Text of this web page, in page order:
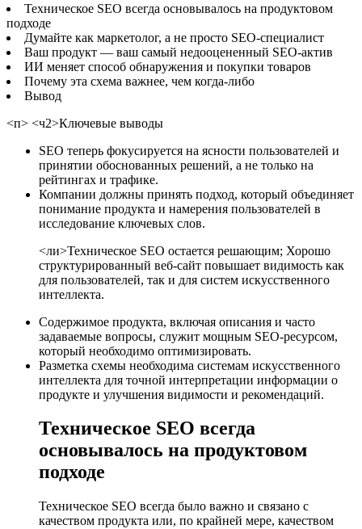
Техническое SEO всегда основывалось на продуктовом
подходе
Думайте как маркетолог, а не просто SEO-специалист
Ваш продукт — ваш самый недооцененный SEO-актив
ИИ меняет способ обнаружения и покупки товаров
Почему эта схема важнее, чем когда-либо
Вывод
<п> <ч2>Ключевые выводы
SEO теперь фокусируется на ясности пользователей и
принятии обоснованных решений, а не только на
рейтингах и трафике.
Компании должны принять подход, который объединяет
понимание продукта и намерения пользователей в
исследование ключевых слов.
<ли>Техническое SEO остается решающим; Хорошо
структурированный веб-сайт повышает видимость как
для пользователей, так и для систем искусственного
интеллекта.
Содержимое продукта, включая описания и часто
задаваемые вопросы, служит мощным SEO-ресурсом,
который необходимо оптимизировать.
Разметка схемы необходима системам искусственного
интеллекта для точной интерпретации информации о
продукте и улучшения видимости и рекомендаций.
Техническое SEO всегда
основывалось на продуктовом
подходе
Техническое SEO всегда было важно и связано с
качеством продукта или, по крайней мере, качеством